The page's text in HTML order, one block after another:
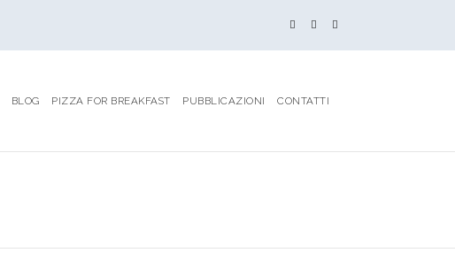
BLOG PIZZA FOR BREAKFAST PUBBLICAZIONI CONTATTI